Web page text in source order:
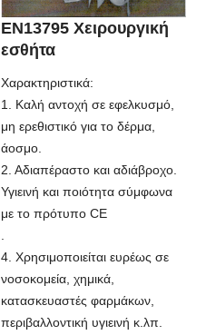
EN13795 Χειρουργική
εσθήτα
Χαρακτηριστικά:
1. Καλή αντοχή σε εφελκυσμό,
μη ερεθιστικό για το δέρμα,
άοσμο.
2. Αδιαπέραστο και αδιάβροχο.
Υγιεινή και ποιότητα σύμφωνα
με το πρότυπο CE
4. Χρησιμοποιείται ευρέως σε
νοσοκομεία, χημικά,
κατασκευαστές φαρμάκων,
περιβαλλοντική υγιεινή κ.λπ.